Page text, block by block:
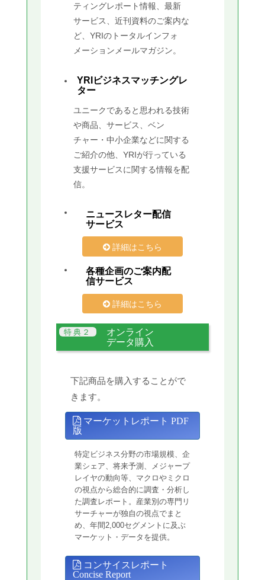
ティングレポート情報、最新
サービス、近刊資料のご案内な
ど、YRIのトータルインフォ
メーションメールマガジン。
YRIビジネスマッチングレ
ター
ユニークであると思われる技術
や商品、サービス、ベン
チャー・中小企業などに関する
ご紹介の他、YRIが行っている
支援サービスに関する情報を配
信。
ニュースレター配信
サービス
詳細はこちら
各種企画のご案内配
信サービス
詳細はこちら
オンライン
データ購入
下記商品を購入することがで
きます。
マーケットレポート PDF
版
特定ビジネス分野の市場規模、企
業シェア、将来予測、メジャープ
レイヤの動向等、マクロやミクロ
の視点から総合的に調査・分析し
た調査レポート。産業別の専門リ
サーチャーが独自の視点でまと
め、年間2,000セグメントに及ぶ
マーケット・データを提供。
コンサイスレポート
Concise Report